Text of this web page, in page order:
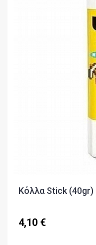
Κόλλα Stick
4,10 €